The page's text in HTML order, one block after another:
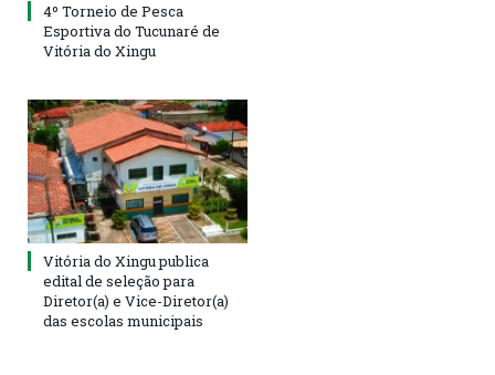
4º Torneio de Pesca
Esportiva do Tucunaré de
Vitória do Xingu
Vitória do Xingu publica
edital de seleção para
Diretor(a) e Vice-Diretor(a)
das escolas municipais